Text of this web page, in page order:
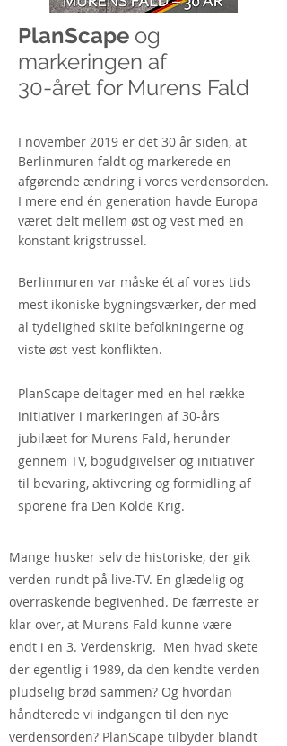
PlanScape og
markeringen af
30-året for Murens Fald
I november 2019 er det 30 år siden, at
Berlinmuren faldt og markerede en
afgørende ændring i vores verdensorden.
I mere end én generation havde Europa
været delt mellem øst og vest med en
konstant krigstrussel.
Berlinmuren var måske ét af vores tids
mest ikoniske bygningsværker, der med
al tydelighed skilte befolkningerne og
viste øst-vest-konflikten.
PlanScape deltager med en hel række
initiativer i markeringen af 30-års
jubilæet for Murens Fald, herunder
gennem TV, bogudgivelser og initiativer
til bevaring, aktivering og formidling af
sporene fra Den Kolde Krig.
Mange husker selv de historiske, der gik
verden rundt på live-TV. En glædelig og
overraskende begivenhed. De færreste er
klar over, at Murens Fald kunne være
endt i en 3. Verdenskrig. Men hvad skete
der egentlig i 1989, da den kendte verden
pludselig brød sammen? Og hvordan
håndterede vi indgangen til den nye
verdensorden? PlanScape tilbyder blandt